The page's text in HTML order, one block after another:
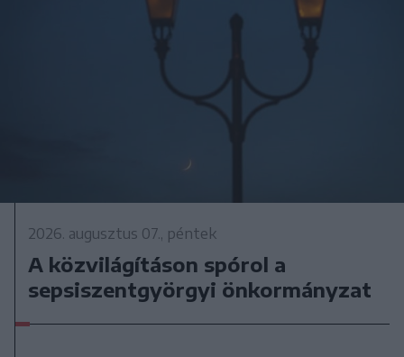
2026. augusztus 07., péntek
A közvilágításon spórol a
sepsiszentgyörgyi önkormányzat